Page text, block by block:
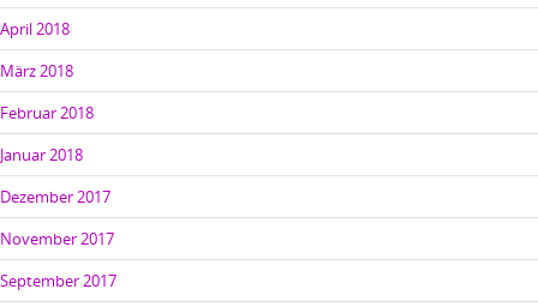
April 2018
März 2018
Februar 2018
Januar 2018
Dezember 2017
November 2017
September 2017